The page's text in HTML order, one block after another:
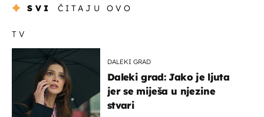
SVI ČITAJU OVO
TV
DALEKI GRAD
Daleki grad: Jako je ljuta
jer se miješa u njezine
stvari